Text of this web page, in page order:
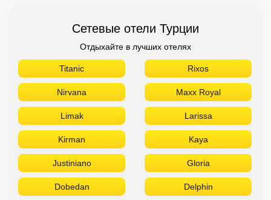
Сетевые отели Турции
Отдыхайте в лучших отелях
Titanic Rixos
Nirvana Maxx Royal
Limak Larissa
Kirman Kaya
Justiniano Gloria
Dobedan Delphin